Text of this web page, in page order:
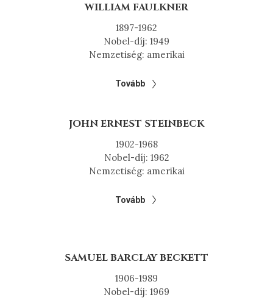
WILLIAM FAULKNER
1897-1962
Nobel-díj: 1949
Nemzetiség: amerikai
Tovább
JOHN ERNEST STEINBECK
1902-1968
Nobel-díj: 1962
Nemzetiség: amerikai
Tovább
SAMUEL BARCLAY BECKETT
1906-1989
Nobel-díj: 1969